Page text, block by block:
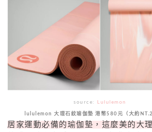
source: Lululemon
ululemon 大理石紋瑜伽墊 港幣580元（大約
居家運動必備的瑜伽墊，這麼美的大